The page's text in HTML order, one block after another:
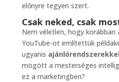
előnyre tegyen szert.
Csak neked, csak
Nem véletlen, hogy
YouTube-ot említettük
ugyanis
mögött a mesterséges
ez a marketingben?